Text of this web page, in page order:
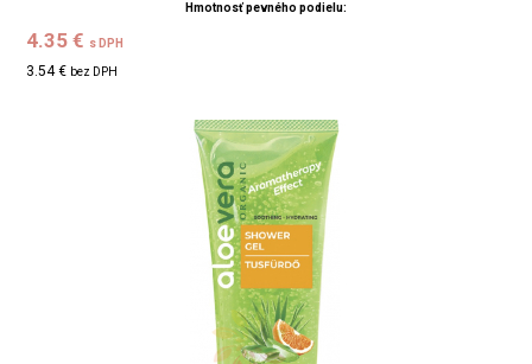
Hmotnosť pevného podielu:
4.35 € s DPH
3.54 € bez DPH